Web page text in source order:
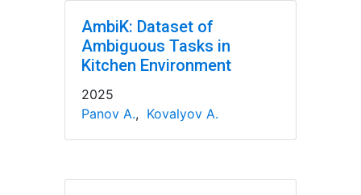
AmbiK: Dataset of
Ambiguous Tasks in
Kitchen Environment
2025
Panov A., Kovalyov A.